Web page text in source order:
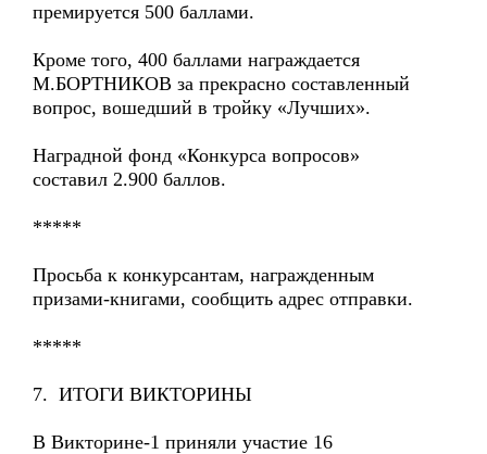
премируется 500 баллами.
Кроме того, 400 баллами награждается
М.БОРТНИКОВ за прекрасно составленный
вопрос, вошедший в тройку «Лучших».
Наградной фонд «Конкурса вопросов»
составил 2.900 баллов.
*****
Просьба к конкурсантам, награжденным
призами-книгами, сообщить адрес отправки.
*****
7. ИТОГИ ВИКТОРИНЫ
В Викторине-1 приняли участие 16